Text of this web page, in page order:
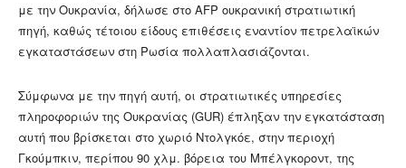
με την Ουκρανία, δήλωσε στο AFP ουκρανική στρατιωτική
πηγή, καθώς τέτοιου είδους επιθέσεις εναντίον πετρελαϊκών
εγκαταστάσεων στη Ρωσία πολλαπλασιάζονται.
Σύμφωνα με την πηγή αυτή, οι στρατιωτικές υπηρεσίες
πληροφοριών της Ουκρανίας (GUR) έπληξαν την εγκατάσταση
αυτή που βρίσκεται στο χωριό Ντολγκόε, στην περιοχή
Γκούμπκιν, περίπου 90 χλμ. βόρεια του Μπέλγκοροντ, της